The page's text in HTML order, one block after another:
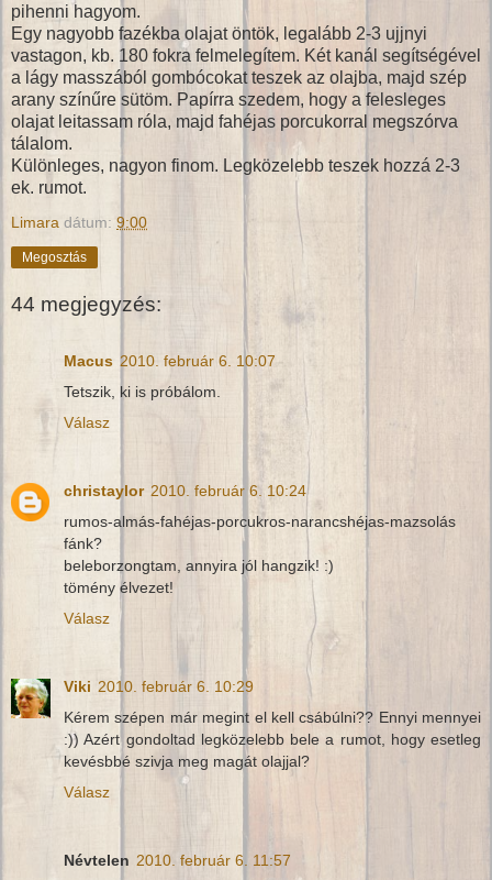
pihenni hagyom.
Egy nagyobb fazékba olajat öntök, legalább 2-3 ujjnyi
vastagon, kb. 180 fokra felmelegítem. Két kanál segítségével
a lágy masszából gombócokat teszek az olajba, majd szép
arany színűre sütöm. Papírra szedem, hogy a felesleges
olajat leitassam róla, majd fahéjas porcukorral megszórva
tálalom.
Különleges, nagyon finom. Legközelebb teszek hozzá 2-3
ek. rumot.
Limara dátum: 9:00
Megosztás
44 megjegyzés:
Macus 2010. február 6. 10:07
Tetszik, ki is próbálom.
Válasz
christaylor 2010. február 6. 10:24
rumos-almás-fahéjas-porcukros-narancshéjas-mazsolás
fánk?
beleborzongtam, annyira jól hangzik! :)
tömény élvezet!
Válasz
Viki 2010. február 6. 10:29
Kérem szépen már megint el kell csábúlni?? Ennyi mennyei
:)) Azért gondoltad legközelebb bele a rumot, hogy esetleg
kevésbbé szivja meg magát olajjal?
Válasz
Névtelen 2010. február 6. 11:57